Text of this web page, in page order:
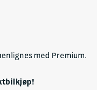
med Premium.